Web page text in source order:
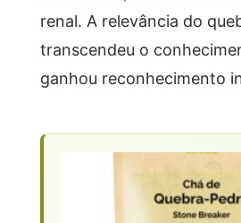
renal. A relevância do
transcendeu o
ganhou reconhecimento